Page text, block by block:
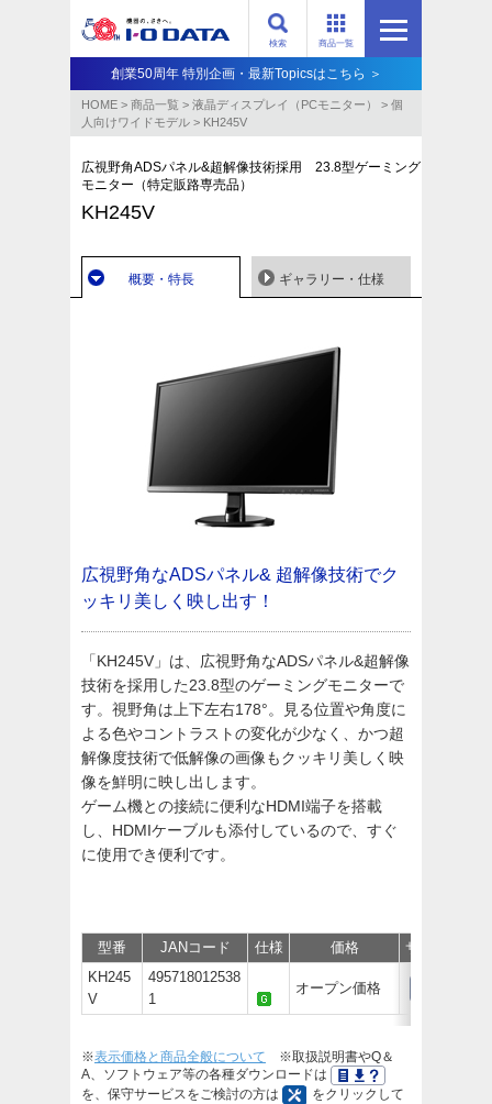
商品一覧
検索
創業50周年 特別企画・最新Topicsはこちら ＞
HOME > 商品一覧 > 液晶ディスプレイ（PCモニター） > 個
人向けワイドモデル > KH245V
広視野角ADSパネル&超解像技術採用 23.8型ゲーミング
モニター（特定販路専売品）
KH245V
概要・特長 ギャラリー・仕様
広視野角なADSパネル& 超解像技術でク
ッキリ美しく映し出す！
「KH245V」は、広視野角なADSパネル&超解像
技術を採用した23.8型のゲーミングモニターで
す。視野角は上下左右178°。見る位置や角度に
よる色やコントラストの変化が少なく、かつ超
解像度技術で低解像の画像もクッキリ美しく映
像を鮮明に映し出します。
ゲーム機との接続に便利なHDMI端子を搭載
し、HDMIケーブルも添付しているので、すぐ
に使用でき便利です。
型番 JANコード 仕様 価格
サポート/取
KH245
V
495718012538
1
オープン価格
※表示価格と商品全般について ※取扱説明書やQ＆
A、ソフトウェア等の各種ダウンロードは
を、保守サービスをご検討の方は
をクリックして